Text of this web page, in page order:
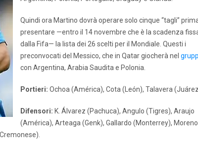
Quindi ora Martino dovrà operare solo cinque “tagli”
presentare —entro il 14 novembre che è la scadenza
dalla Fifa— la lista dei 26 scelti per il Mondiale. Questi i
preconvocati del Messico, che in Qatar giocherà nel
con Argentina, Arabia Saudita e Polonia.
Portieri: Ochoa (América), Cota (León), Talavera
Difensori: K. Álvarez (Pachuca), Angulo (Tigres), Araujo
(América), Arteaga (Genk), Gallardo (Monterrey), Moreno